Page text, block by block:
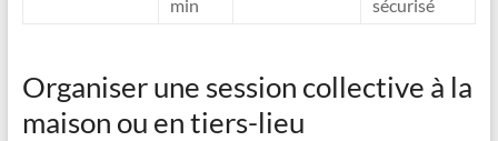
min
sécurisé
Organiser une session collective à la
maison ou en tiers-lieu